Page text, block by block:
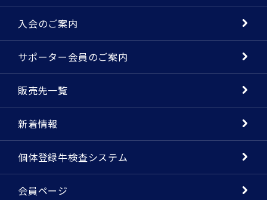
入会のご案内
サポーター会員のご案内
販売先一覧
新着情報
個体登録牛検査システム
会員ページ